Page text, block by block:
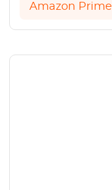
Amazon Prime